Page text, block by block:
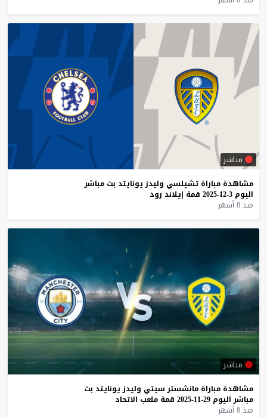
مباشر
مشاهدة مباراة تشيلسي وليدز يونايتد بث مباشر
اليوم 3-12-2025 قمة إيلاند رود
منذ 8 أشهر
مباشر
مشاهدة مباراة مانشستر سيتي وليدز يونايتد بث
مباشر اليوم 29-11-2025 قمة ملعب الاتحاد
منذ 8 أشهر